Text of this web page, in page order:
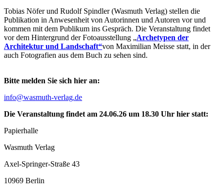
Tobias Nöfer und Rudolf Spindler (Wasmuth Verlag) stellen die
Publikation in Anwesenheit von Autorinnen und Autoren vor und
kommen mit dem Publikum ins Gespräch. Die Veranstaltung findet
vor dem Hintergrund der Fotoausstellung „Archetypen der
Architektur und Landschaft“von Maximilian Meisse statt, in der
auch Fotografien aus dem Buch zu sehen sind.
Bitte melden Sie sich hier an:
info@wasmuth-verlag.de
Die Veranstaltung findet am 24.06.26 um 18.30 Uhr hier statt:
Papierhalle
Wasmuth Verlag
Axel-Springer-Straße 43
10969 Berlin